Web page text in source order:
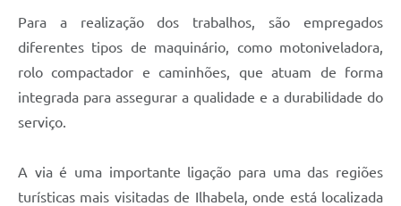
Para a realização dos trabalhos, são empregados
diferentes tipos de maquinário, como motoniveladora,
rolo compactador e caminhões, que atuam de forma
integrada para assegurar a qualidade e a durabilidade do
serviço.
A via é uma importante ligação para uma das regiões
turísticas mais visitadas de Ilhabela, onde está localizada